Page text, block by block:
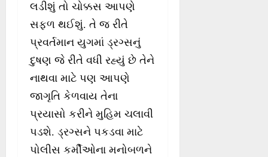
લડીશું તો ચોક્કસ આપણે
સફળ થઈશું. તે જ રીતે
પ્રવર્તમાન યુગમાં ડ્રગ્સનું
દુષણ જે રીતે વધી રહ્યું છે તેને
નાથવા માટે પણ આપણે
જાગૃતિ કેળવાય તેના
પ્રયાસો કરીને મુહિમ ચલાવી
પડશે. ડ્રગ્સને પકડવા માટે
પોલીસ કર્મીઓના મનોબળને